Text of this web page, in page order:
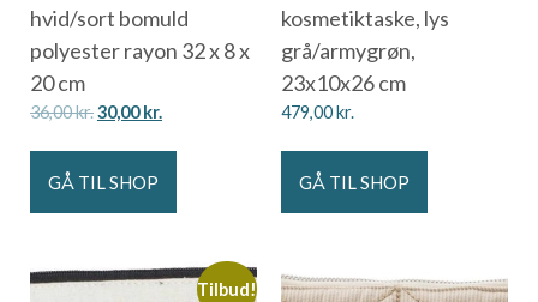
hvid/sort bomuld
polyester rayon 32 x 8 x
20 cm
36,00kr.30,00kr.
GÅ TIL SHOP
kosmetiktaske, lys
grå/armygrøn,
23x10x26 cm
479,00kr.
GÅ TIL SHOP
Tilbud!